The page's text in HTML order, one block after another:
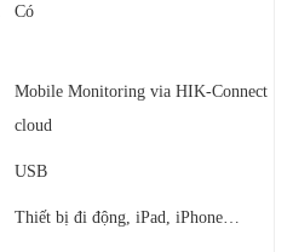
Có
Mobile Monitoring via HIK-Connect
cloud
USB
Thiết bị đi động, iPad, iPhone…